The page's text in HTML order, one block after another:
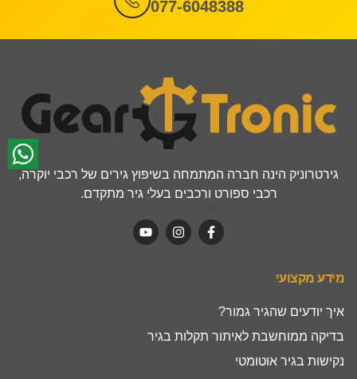
077-6048388
גירטרוניק הינה חברה המתמחה בשיפוץ גירים של רכבי יוקרה,
רכבי ספורט ורכבים בעלי גיר מתקדם.
מידע מקצועי
איך יודעים שהגיר גמור?
בדיקה ממוחשבת לאיתור תקלות בגיר
נקישות בגיר אוטומטי